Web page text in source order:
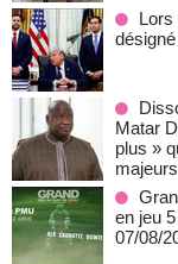
Lors
Matar
plus »
en jeu
07/08/